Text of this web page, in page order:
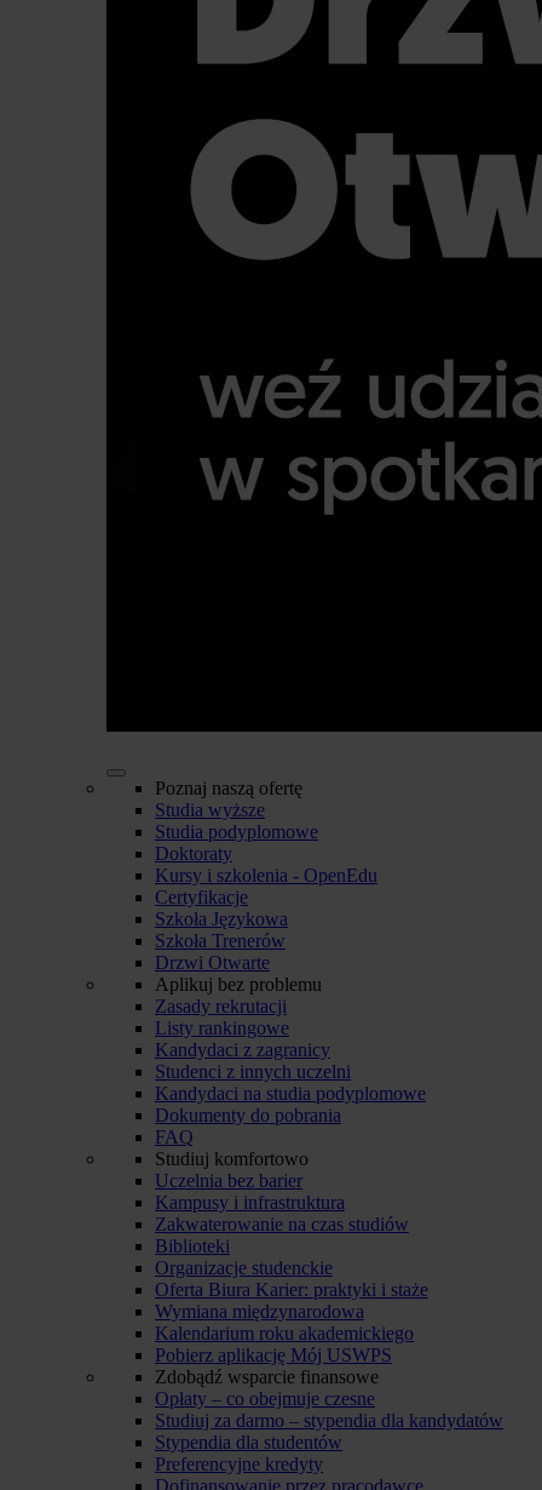
Poznaj naszą ofertę
Studia wyższe
Studia podyplomowe
Doktoraty
Kursy i szkolenia - OpenEdu
Certyfikacje
Szkoła Językowa
Szkoła Trenerów
Drzwi Otwarte
Aplikuj bez problemu
Zasady rekrutacji
Listy rankingowe
Kandydaci z zagranicy
Studenci z innych uczelni
Kandydaci na studia podyplomowe
Dokumenty do pobrania
FAQ
Studiuj komfortowo
Uczelnia bez barier
Kampusy i infrastruktura
Zakwaterowanie na czas studiów
Biblioteki
Organizacje studenckie
Oferta Biura Karier: praktyki i staże
Wymiana międzynarodowa
Kalendarium roku akademickiego
Pobierz aplikację Mój USWPS
Zdobądź wsparcie finansowe
Opłaty – co obejmuje czesne
Studiuj za darmo – stypendia dla kandydatów
Stypendia dla studentów
Preferencyjne kredyty